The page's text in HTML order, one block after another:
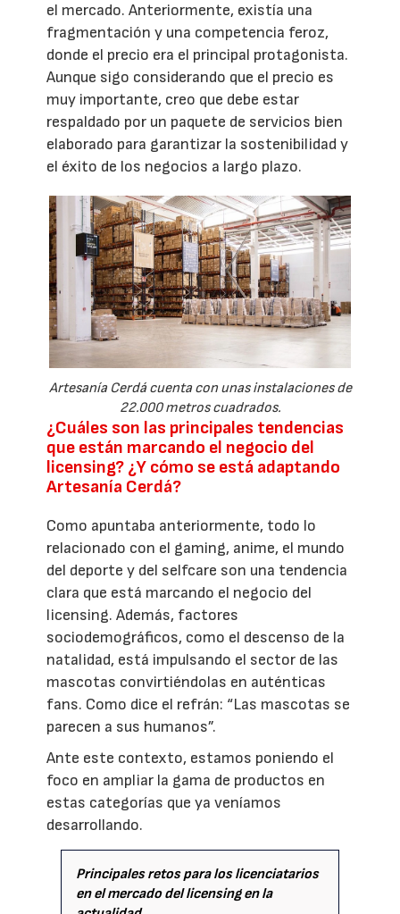
el mercado. Anteriormente, existía una
fragmentación y una competencia feroz,
donde el precio era el principal protagonista.
Aunque sigo considerando que el precio es
muy importante, creo que debe estar
respaldado por un paquete de servicios bien
elaborado para garantizar la sostenibilidad y
el éxito de los negocios a largo plazo.
Artesanía Cerdá cuenta con unas instalaciones de
22.000 metros cuadrados.
¿Cuáles son las principales tendencias
que están marcando el negocio del
licensing? ¿Y cómo se está adaptando
Artesanía Cerdá?
Como apuntaba anteriormente, todo lo
relacionado con el gaming, anime, el mundo
del deporte y del selfcare son una tendencia
clara que está marcando el negocio del
licensing. Además, factores
sociodemográficos, como el descenso de la
natalidad, está impulsando el sector de las
mascotas convirtiéndolas en auténticas
fans. Como dice el refrán: “Las mascotas se
parecen a sus humanos”.
Ante este contexto, estamos poniendo el
foco en ampliar la gama de productos en
estas categorías que ya veníamos
desarrollando.
Principales retos para los licenciatarios
en el mercado del licensing en la